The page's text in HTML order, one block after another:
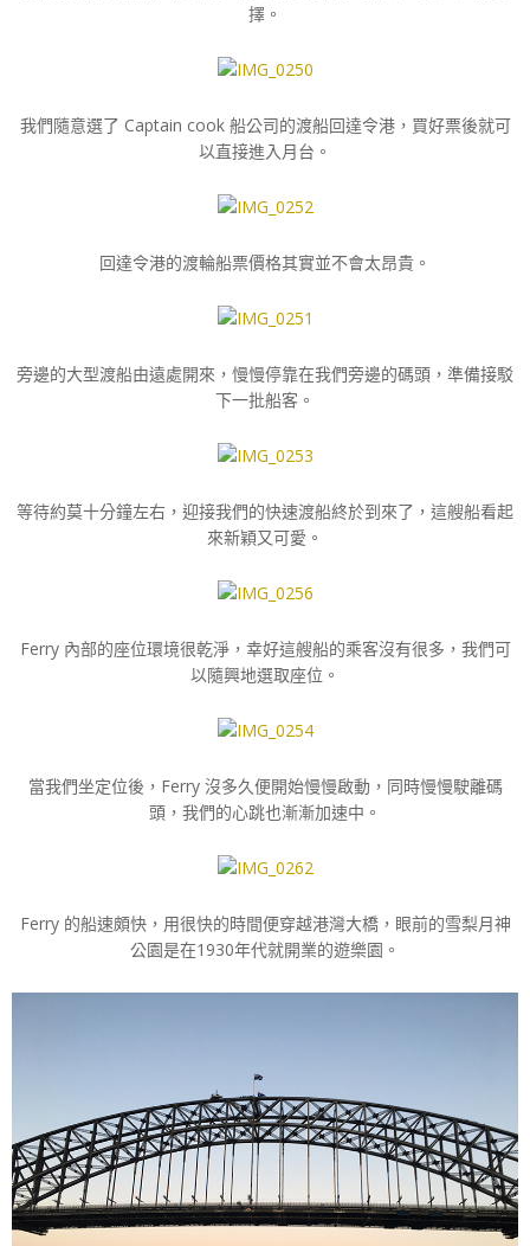
擇。
我們隨意選了 Captain cook 船公司的渡船回達令港，買好票後就可
以直接進入月台。
回達令港的渡輪船票價格其實並不會太昂貴。
旁邊的大型渡船由遠處開來，慢慢停靠在我們旁邊的碼頭，準備接駁
下一批船客。
等待約莫十分鐘左右，迎接我們的快速渡船終於到來了，這艘船看起
來新穎又可愛。
Ferry 內部的座位環境很乾淨，幸好這艘船的乘客沒有很多，我們可
以隨興地選取座位。
當我們坐定位後，Ferry 沒多久便開始慢慢啟動，同時慢慢駛離碼
頭，我們的心跳也漸漸加速中。
Ferry 的船速頗快，用很快的時間便穿越港灣大橋，眼前的雪梨月神
公園是在1930年代就開業的遊樂園。